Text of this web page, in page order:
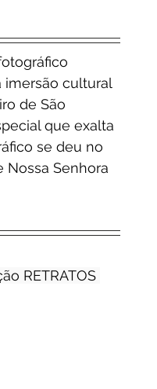
cultural
de São
que exalta
se deu no
Nossa Senhora
RETRATOS